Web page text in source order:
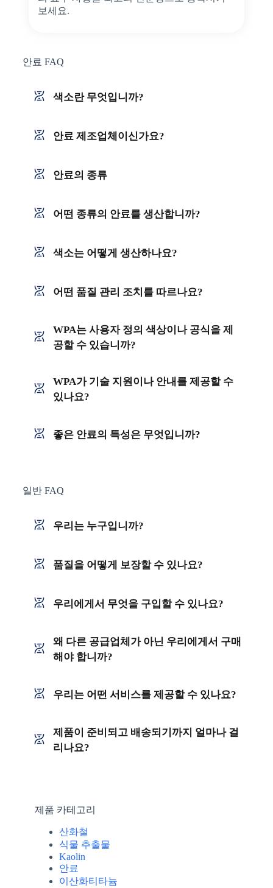
보세요.
안료 FAQ
색소란 무엇입니까?
안료 제조업체이신가요?
안료의 종류
어떤 종류의 안료를 생산합니까?
색소는 어떻게 생산하나요?
어떤 품질 관리 조치를 따르나요?
WPA는 사용자 정의 색상이나 공식을 제
공할 수 있습니까?
WPA가 기술 지원이나 안내를 제공할 수
있나요?
좋은 안료의 특성은 무엇입니까?
일반 FAQ
우리는 누구입니까?
품질을 어떻게 보장할 수 있나요?
우리에게서 무엇을 구입할 수 있나요?
왜 다른 공급업체가 아닌 우리에게서 구매
해야 합니까?
우리는 어떤 서비스를 제공할 수 있나요?
제품이 준비되고 배송되기까지 얼마나 걸
리나요?
제품 카테고리
산화철
식물 추출물
Kaolin
안료
이산화티타늄